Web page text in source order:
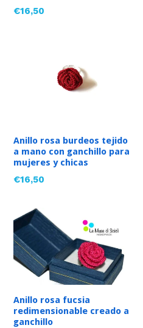
Precio
€16,50
Anillo rosa burdeos tejido
a mano con ganchillo para
mujeres y chicas
Precio
€16,50
Anillo rosa fucsia
redimensionable creado a
ganchillo